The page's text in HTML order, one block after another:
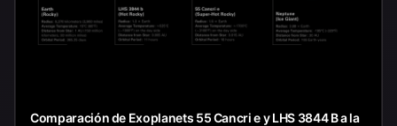
Comparación de Exoplanets 55 Cancri e y LHS 3844 B a la